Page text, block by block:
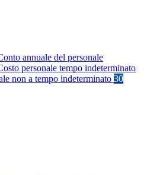
annuale del personale
personale tempo indeterminato
non a tempo indeterminato 30